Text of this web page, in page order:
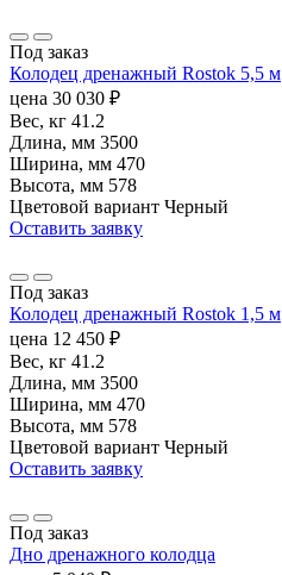
Под заказ
Колодец дренажный Rostok 5,5 м
цена 30 030 ₽
Вес, кг 41.2
Длина, мм 3500
Ширина, мм 470
Высота, мм 578
Цветовой вариант Черный
Оставить заявку
Под заказ
Колодец дренажный Rostok 1,5 м
цена 12 450 ₽
Вес, кг 41.2
Длина, мм 3500
Ширина, мм 470
Высота, мм 578
Цветовой вариант Черный
Оставить заявку
Под заказ
Дно дренажного колодца